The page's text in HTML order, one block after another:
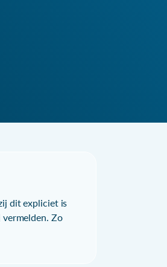
dit expliciet is
Zo